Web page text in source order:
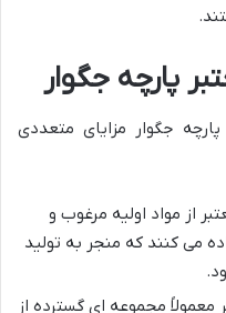
پارچه جگوار
جگوار مزایای متعددی
از مواد اولیه مرغوب و
می کنند که منجر به تولید
معمولاً مجموعه ای گسترده از